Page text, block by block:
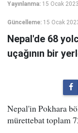
Yayınlanma: 15 Ocak
Güncelleme: 15 Ocak
Nepal'de 68
uçağının bir
Nepal'in Pokhara
mürettebat toplam